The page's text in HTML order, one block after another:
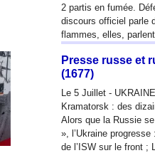
2 partis en fumée.
discours officiel parle
flammes, elles,
Presse russe et
(1677)
Le 5 Juillet -
Kramatorsk : des
Alors que la Russie
», l’Ukraine
de l’ISW sur le front ;